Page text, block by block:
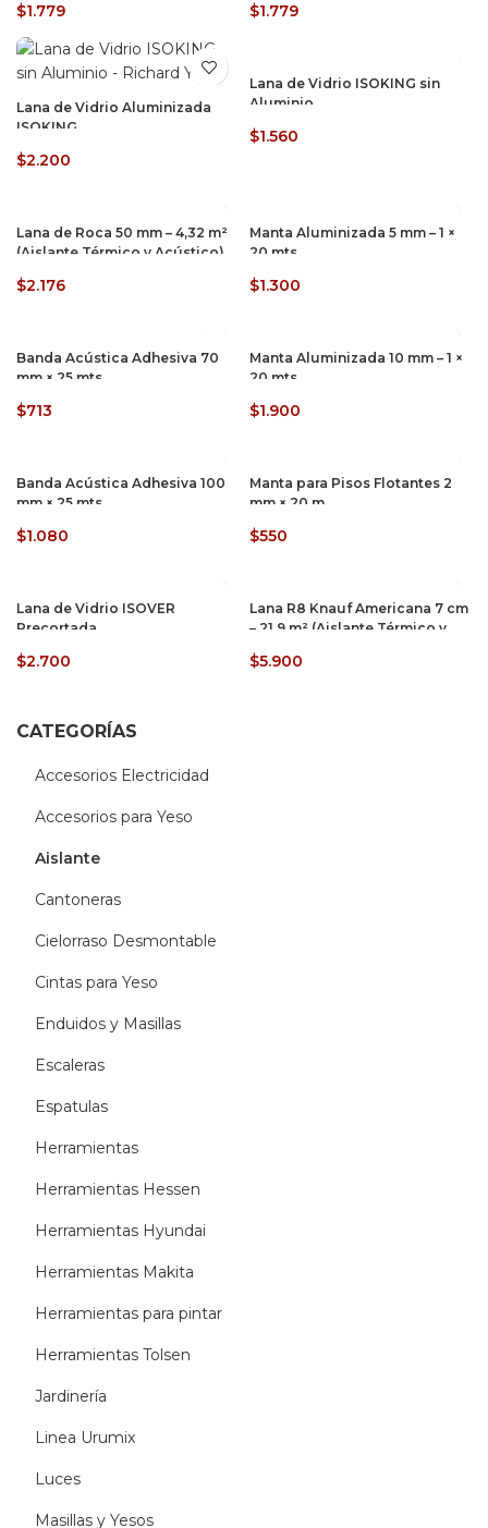
CATEGORÍAS
Accesorios Electricidad
Accesorios para Yeso
Aislante
Cantoneras
Cielorraso Desmontable
Cintas para Yeso
Enduidos y Masillas
Escaleras
Espatulas
Herramientas
Herramientas Hessen
Herramientas Hyundai
Herramientas Makita
Herramientas para pintar
Herramientas Tolsen
Jardinería
Linea Urumix
Luces
Masillas y Yesos
$1.779 $1.779
Lana de Vidrio Aluminizada
ISOKING
$2.200
Lana de Vidrio ISOKING sin
Aluminio
$1.560
Lana de Roca 50 mm – 4,32 m²
(Aislante Térmico y Acústico)
$2.176
Manta Aluminizada 5 mm – 1 ×
20 mts
$1.300
Banda Acústica Adhesiva 70
mm × 25 mts
$713
Manta Aluminizada 10 mm – 1 ×
20 mts
$1.900
Banda Acústica Adhesiva 100
mm × 25 mts
$1.080
Manta para Pisos Flotantes 2
mm × 20 m
$550
Lana de Vidrio ISOVER
Precortada
$2.700
Lana R8 Knauf Americana 7 cm
– 21,9 m² (Aislante Térmico y
$5.900